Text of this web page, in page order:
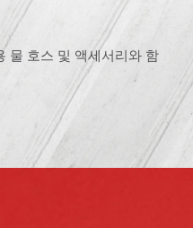
물 호스 및 액세서리와 함